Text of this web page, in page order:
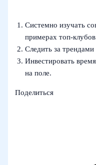
Системно изучать
примерах топ-
Следить за
Инвестировать
на поле.
Поделиться